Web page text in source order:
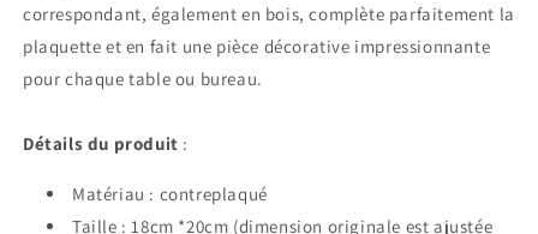
correspondant, également en bois, complète parfaitement la
plaquette et en fait une pièce décorative impressionnante
pour chaque table ou bureau.
Détails du produit :
Matériau : contreplaqué
Taille : 18cm *20cm (dimension originale est ajustée